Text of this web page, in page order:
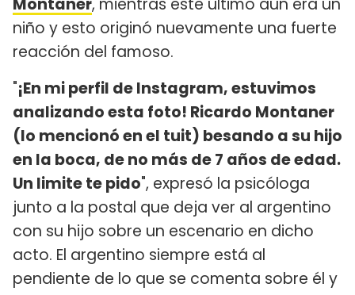
niño y esto originó nuevamente una fuerte
reacción del famoso.
"¡En mi perfil de Instagram, estuvimos
analizando esta foto! Ricardo Montaner
(lo mencionó en el tuit) besando a su hijo
en la boca, de no más de 7 años de edad.
Un limite te pido", expresó la psicóloga
junto a la postal que deja ver al argentino
con su hijo sobre un escenario en dicho
acto. El argentino siempre está al
pendiente de lo que se comenta sobre él y